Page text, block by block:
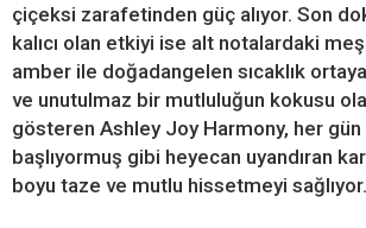
çiçeksi zarafetinden güç alıyor. Son
kalıcı olan etkiyi ise alt notalardaki
amber ile doğadangelen sıcaklık
ve unutulmaz bir mutluluğun kokusu
gösteren Ashley Joy Harmony, her
başlıyormuş gibi heyecan uyandıran
boyu taze ve mutlu hissetmeyi sağlıyor.